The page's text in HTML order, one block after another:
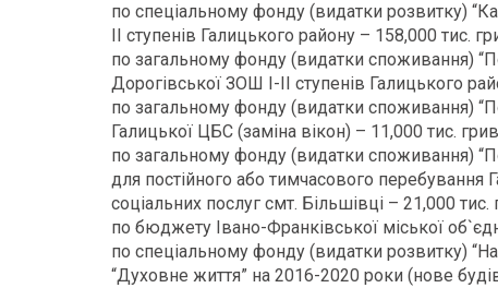
по спеціальному фонду (видатки розвитку)
ІІ ступенів Галицького району – 158,000 тис.
по загальному фонду (видатки споживання)
Дорогівської ЗОШ І-ІІ ступенів Галицького
по загальному фонду (видатки споживання)
Галицької ЦБС (заміна вікон) – 11,000 тис.
по загальному фонду (видатки споживання)
для постійного або тимчасового перебування
соціальних послуг смт. Більшівці – 21,000 тис.
по бюджету Івано-Франківської міської
по спеціальному фонду (видатки розвитку)
“Духовне життя” на 2016-2020 роки (нове